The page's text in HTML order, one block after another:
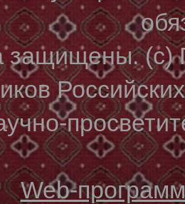
защищены. (с)
Web-